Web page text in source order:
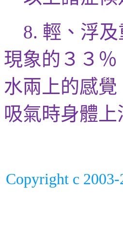
8. 輕、 浮及
現象的３３
水兩上的感
吸氣時身體
Copyright c 2003-